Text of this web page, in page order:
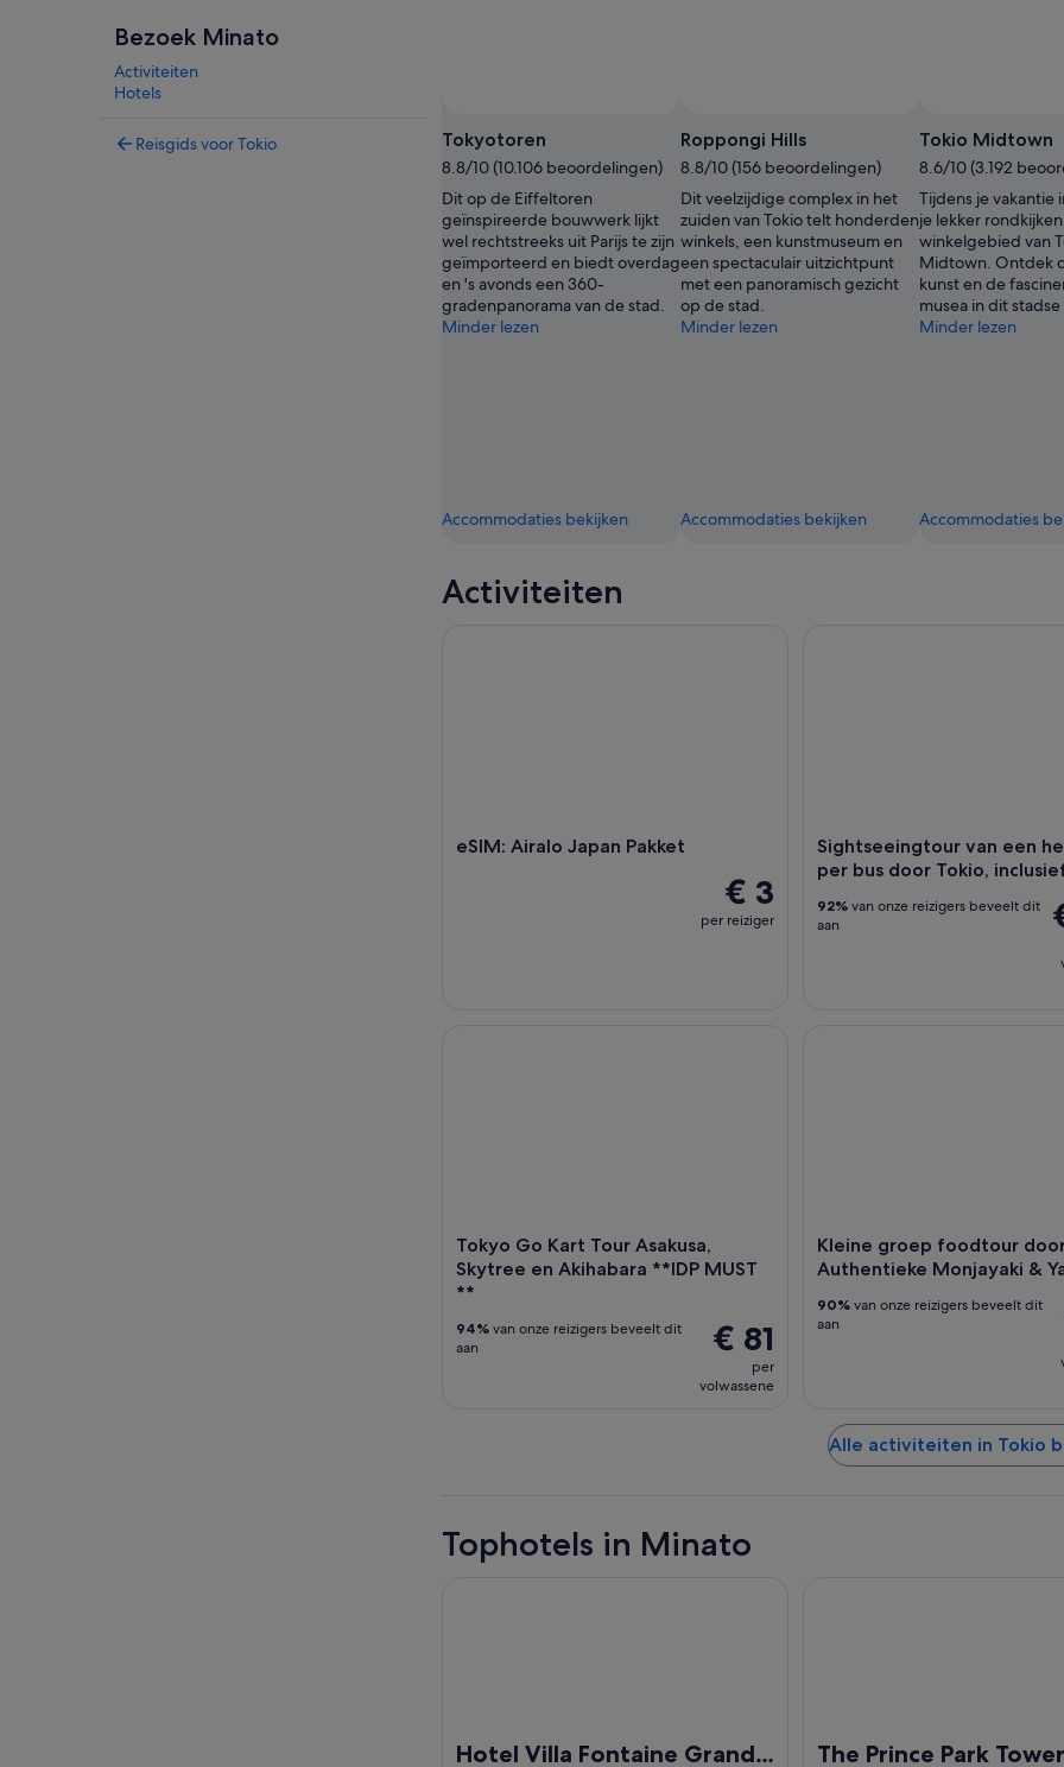
Bezoek Minato
Activiteiten
Hotels
Reisgids voor Tokio Tokyotoren
8.8/10 (10.106 beoordelingen)
Dit op de Eiffeltoren
geïnspireerde bouwwerk lijkt
wel rechtstreeks uit Parijs te zijn
geïmporteerd en biedt overdag
en 's avonds een 360-
gradenpanorama van de stad.
Minder lezen
Accommodaties bekijken
Roppongi Hills
8.8/10 (156 beoordelingen)
Dit veelzijdige complex in het
zuiden van Tokio telt honderden
winkels, een kunstmuseum en
een spectaculair uitzichtpunt
met een panoramisch gezicht
op de stad.
Minder lezen
Accommodaties bekijken
Tokio Midtown
8.6/10 (3.192
Tijdens je vakantie
je lekker
winkelgebied van
Midtown. Ontdek
kunst en de
musea in dit
Minder lezen
Accommodaties
Activiteiten
eSIM: Airalo Japan Pakket
€ 3
per reiziger
Sightseeingtour van een
per bus door Tokio,
92% van onze reizigers beveelt dit
aan
Tokyo Go Kart Tour Asakusa,
Skytree en Akihabara **IDP MUST
**
€ 81
per
volwassene
94% van onze reizigers beveelt dit
aan
Kleine groep foodtour
Authentieke Monjayaki &
90% van onze reizigers beveelt dit
aan
Alle activiteiten in Tokio
Tophotels in Minato
Hotel Villa Fontaine Grand
The Prince Park Tower